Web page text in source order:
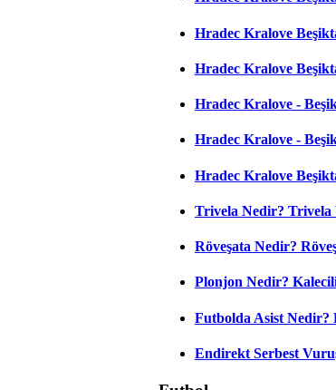
Hradec Kralove
Hradec Kralove
Hradec Kralove -
Hradec Kralove -
Hradec Kralove
Trivela Nedir? Trivela
Röveşata Nedir?
Plonjon Nedir?
Futbolda Asist Nedir?
Endirekt Serbest